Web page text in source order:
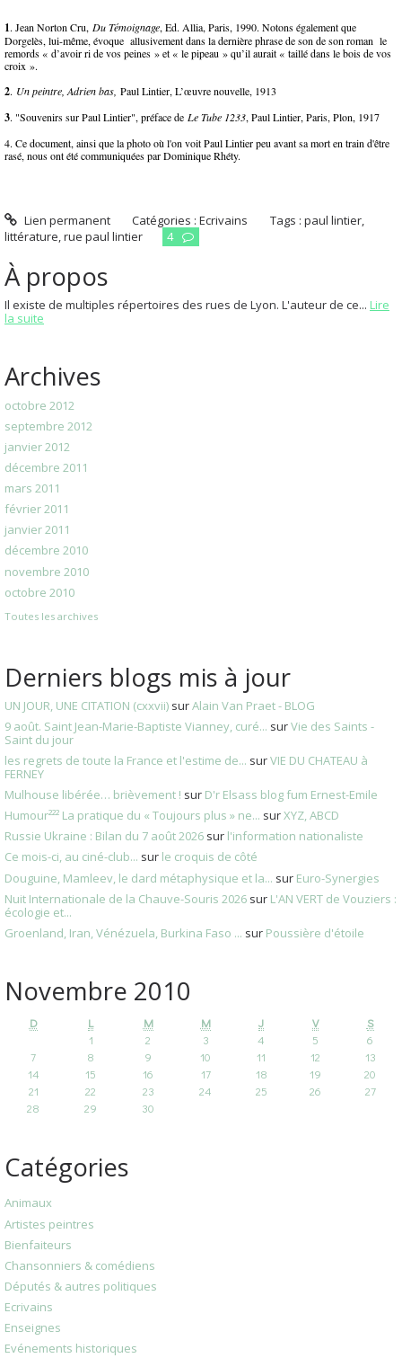
1. Jean Norton Cru, Du Témoignage, Ed. Allia, Paris, 1990. Notons également que
Dorgelès, lui-même, évoque allusivement dans la dernière phrase de son de son roman le
remords « d’avoir ri de vos peines » et « le pipeau » qu’il aurait « taillé dans le bois de vos
croix ».
2. Un peintre, Adrien bas, Paul Lintier, L’œuvre nouvelle, 1913
3. "Souvenirs sur Paul Lintier", préface de Le Tube 1233, Paul Lintier, Paris, Plon, 1917
4. Ce document, ainsi que la photo où l'on voit Paul Lintier peu avant sa mort en train d'être
rasé, nous ont été communiquées par Dominique Rhéty.
Lien permanent Catégories :Ecrivains Tags :paul lintier,
littérature,rue paul lintier 4
À propos
Il existe de multiples répertoires des rues de Lyon. L'auteur de ce... Lire
la suite
Archives
octobre 2012
septembre 2012
janvier 2012
décembre 2011
mars 2011
février 2011
janvier 2011
décembre 2010
novembre 2010
octobre 2010
Toutes les archives
Derniers blogs mis à jour
UN JOUR, UNE CITATION (cxxvii) surAlain Van Praet - BLOG
9 août. Saint Jean-Marie-Baptiste Vianney, curé... surVie des Saints -
Saint du jour
les regrets de toute la France et l'estime de... surVIE DU CHATEAU à
FERNEY
Mulhouse libérée… brièvement ! sur D'r Elsass blog fum Ernest-Emile
Humour²²² La pratique du « Toujours plus » ne... surXYZ, ABCD
Russie Ukraine : Bilan du 7 août 2026 sur l'information nationaliste
Ce mois-ci, au ciné-club... sur le croquis de côté
Douguine, Mamleev, le dard métaphysique et la... sur Euro-Synergies
Nuit Internationale de la Chauve-Souris 2026 sur L'AN VERT de Vouziers :
écologie et...
Groenland, Iran, Vénézuela, Burkina Faso ... sur Poussière d'étoile
Novembre 2010
D L M M J V
S
1
2 3 4 5
6
7
8 9 10 11 12
13
14
15 16 17 18 19
20
21
22 23 24 25 26
27
28
29 30
Catégories
Animaux
Artistes peintres
Bienfaiteurs
Chansonniers & comédiens
Députés & autres politiques
Ecrivains
Enseignes
Evénements historiques